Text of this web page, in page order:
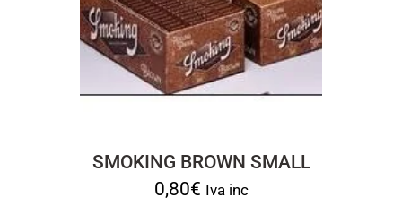
SMOKING BROWN SMALL
0,80€ Iva inc